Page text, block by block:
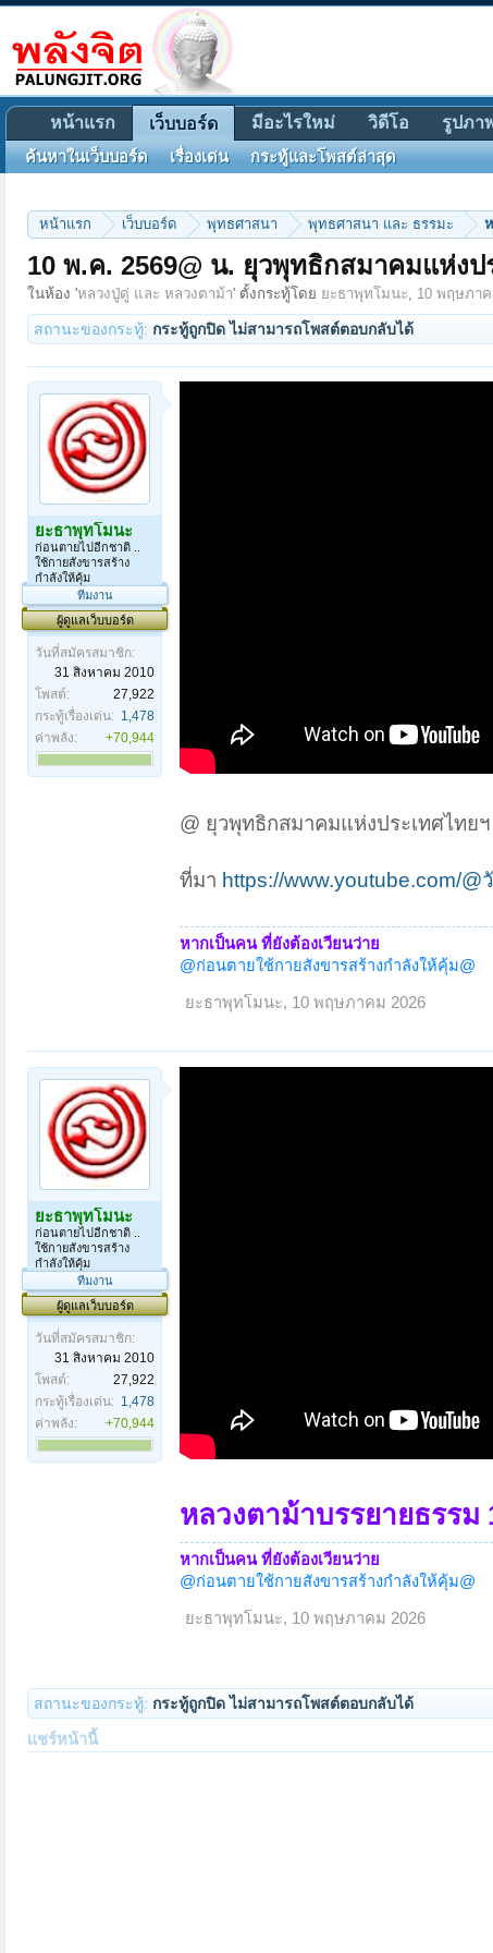
หน้าแรก เว็บบอร์ด พุทธศาสนา พุทธศาสนา และ ธรรมะ
10 พ.ค. 2569@ น. ยุวพุทธิกสมาคมแห่ง
ในห้อง 'หลวงปู่ดู่ และ หลวงตาม้า' ตั้งกระทู้โดย ยะธาพุทโมนะ, 10 พฤษภา
สถานะของกระทู้: กระทู้ถูกปิด ไม่สามารถโพสต์ตอบกลับได้
ยะธาพุทโมนะ
ก่อนตายไปอีกชาติ ..
ใช้กายสังขารสร้าง
กำลังให้คุ้ม
ทีมงาน
ผู้ดูแลเว็บบอร์ด
วันที่สมัครสมาชิก:
31 สิงหาคม 2010
โพสต์:
27,922
กระทู้เรื่องเด่น: 1,478
ค่าพลัง:
+70,944
@ ยุวพุทธิกสมาคมแห่งประเทศไทยฯ
ที่มา https://www.youtube.com/
หากเป็นคน ที่ยังต้องเวียนว่าย
@ก่อนตายใช้กายสังขารสร้างกำลังให้คุ้ม@
ยะธาพุทโมนะ, 10 พฤษภาคม 2026
ยะธาพุทโมนะ
ก่อนตายไปอีกชาติ ..
ใช้กายสังขารสร้าง
กำลังให้คุ้ม
ทีมงาน
ผู้ดูแลเว็บบอร์ด
วันที่สมัครสมาชิก:
31 สิงหาคม 2010
โพสต์:
27,922
กระทู้เรื่องเด่น: 1,478
ค่าพลัง:
+70,944
หลวงตาม้าบรรยายธรรม
หากเป็นคน ที่ยังต้องเวียนว่าย
@ก่อนตายใช้กายสังขารสร้างกำลังให้คุ้ม@
ยะธาพุทโมนะ, 10 พฤษภาคม 2026
สถานะของกระทู้: กระทู้ถูกปิด ไม่สามารถโพสต์ตอบกลับได้
แชร์หน้านี้
หน้าแรก เว็บบอร์ด
ค้นหาในเว็บบอร์ด เรื่องเด่น กระทู้และโพสต์ล่าสุด
มีอะไรใหม่ วิดีโอ รูปภา